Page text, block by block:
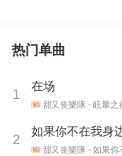
热门单曲
1
在场
甜又丧樂隊 - 眩暈之
2
如果你不在我身
甜又丧樂隊 - 如果你